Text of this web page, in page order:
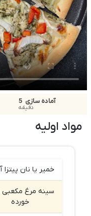
آماده سازی 5
دقیقه
مواد اولیه
خمیر یا نان پیتزا
سینه مرغ
خورده